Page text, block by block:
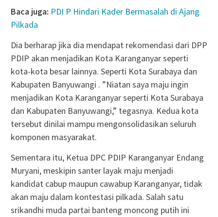
Baca juga: PDI P Hindari Kader Bermasalah di Ajang
Pilkada
Dia berharap jika dia mendapat rekomendasi dari DPP
PDIP akan menjadikan Kota Karanganyar seperti
kota-kota besar lainnya. Seperti Kota Surabaya dan
Kabupaten Banyuwangi . ”Niatan saya maju ingin
menjadikan Kota Karanganyar seperti Kota Surabaya
dan Kabupaten Banyuwangi,” tegasnya. Kedua kota
tersebut dinilai mampu mengonsolidasikan seluruh
komponen masyarakat.
Sementara itu, Ketua DPC PDIP Karanganyar Endang
Muryani, meskipin santer layak maju menjadi
kandidat cabup maupun cawabup Karanganyar, tidak
akan maju dalam kontestasi pilkada. Salah satu
srikandhi muda partai banteng moncong putih ini